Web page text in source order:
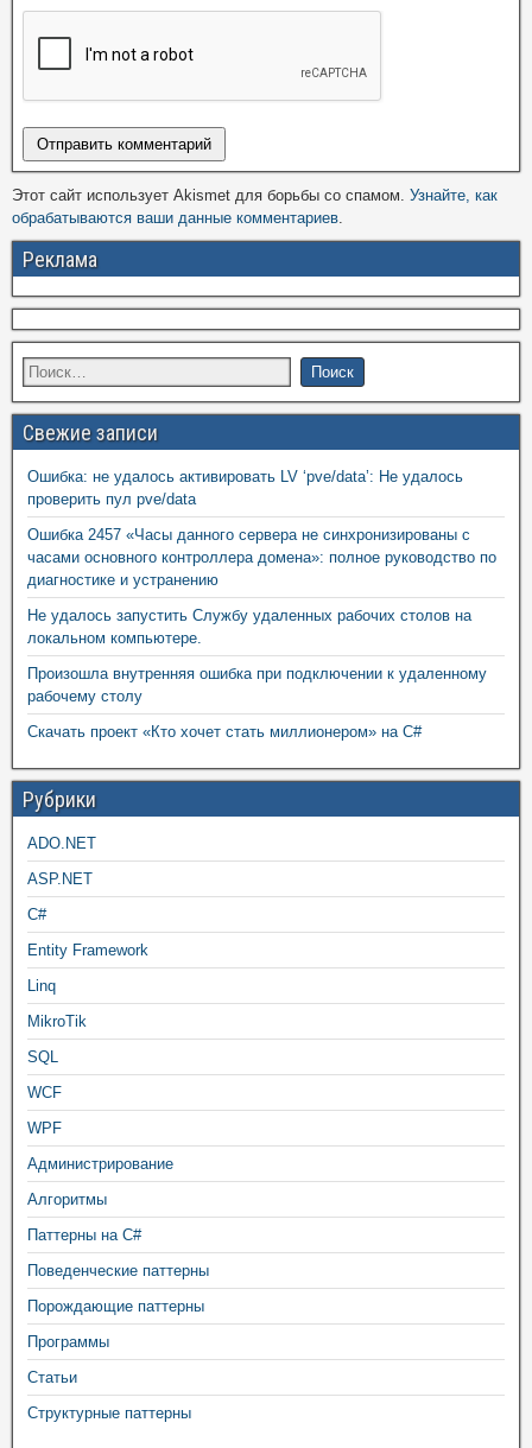
Этот сайт использует Akismet для борьбы со спамом. Узнайте, как
обрабатываются ваши данные комментариев.
Реклама
Свежие записи
Ошибка: не удалось активировать LV ‘pve/data’: Не удалось
проверить пул pve/data
Ошибка 2457 «Часы данного сервера не синхронизированы с
часами основного контроллера домена»: полное руководство по
диагностике и устранению
Не удалось запустить Службу удаленных рабочих столов на
локальном компьютере.
Произошла внутренняя ошибка при подключении к удаленному
рабочему столу
Скачать проект «Кто хочет стать миллионером» на C#
Рубрики
ADO.NET
ASP.NET
C#
Entity Framework
Linq
MikroTik
SQL
WCF
WPF
Администрирование
Алгоритмы
Паттерны на C#
Поведенческие паттерны
Порождающие паттерны
Программы
Статьи
Структурные паттерны